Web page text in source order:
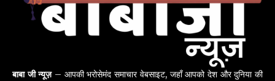
बाबा जी न्यूज़– आपकी भरोसेमंद समाचार वेबसाइट, जहाँ आपको देश और दुनिया की